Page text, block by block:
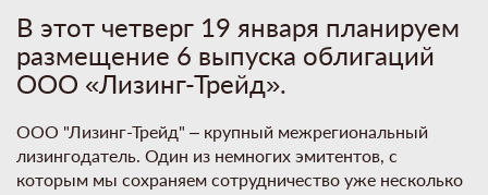
В этот четверг 19 января планируем
размещение 6 выпуска облигаций
ООО «Лизинг-Трейд».
ООО "Лизинг-Трейд" – крупный межрегиональный
лизингодатель. Один из немногих эмитентов, с
которым мы сохраняем сотрудничество уже несколько